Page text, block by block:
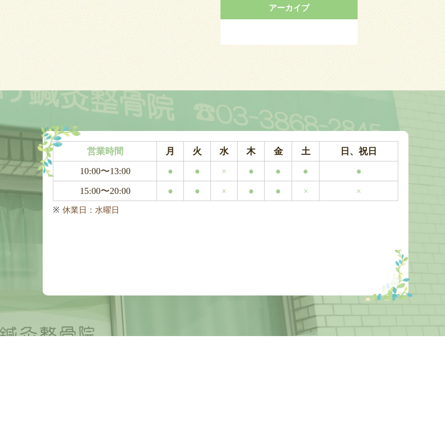
アーカイブ
営業時間 月 火 水 木 金 土
日、祝日
10:00〜13:00
● ● × ● ● ●
●
15:00〜20:00
● ● × ● ● × ×
休業日：水曜日